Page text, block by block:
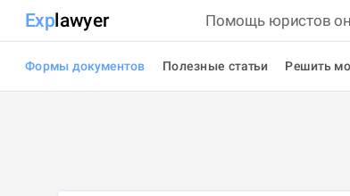
Explawyer Помощь юристов
Формы документов Полезные статьи Решить